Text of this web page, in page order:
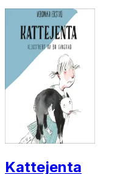
Kattejenta